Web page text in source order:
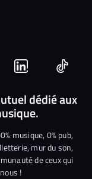
Nous
rejoindre
sur
Linkedin
Nous
dédié aux
musique, 0% pub,
mur du son,
de ceux qui
!